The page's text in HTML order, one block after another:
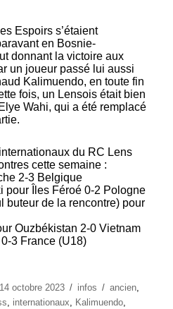
Espoirs s’étaient
en Bosnie-
donnant la victoire aux
un joueur passé lui aussi
Kalimuendo, en toute fin
fois, un Lensois était bien
Wahi, qui a été remplacé
du RC Lens
cette semaine :
2-3 Belgique
pour Îles Féroé 0-2 Pologne
buteur de la rencontre) pour
Ouzbékistan 2-0 Vietnam
3 France (U18)
Publié
14 octobre 2023 Catégories
infos Étiquettes
ancien
, internationaux, Kalimuendo,